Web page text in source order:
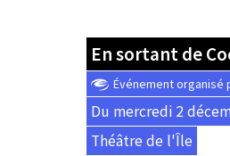
En sortant de
Événement organisé
Du mercredi 2
Théâtre de l'Île